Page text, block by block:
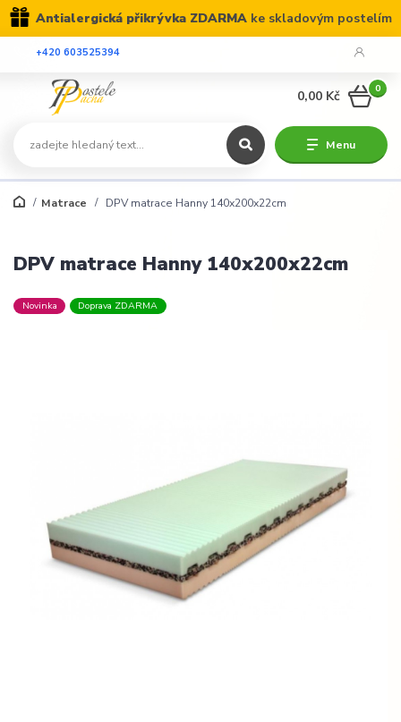
Antialergická přikrývka ZDARMAke skladovým postelím
Menu
+420 603525394
0
0,00 Kč
Matrace DPV matrace Hanny 140x200x22cm
DPV matrace Hanny 140x200x22cm
Novinka Doprava ZDARMA